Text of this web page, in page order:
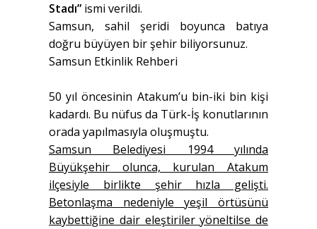
Stadı” ismi verildi.
Samsun, sahil şeridi boyunca batıya
doğru büyüyen bir şehir biliyorsunuz.
Samsun Etkinlik Rehberi
50 yıl öncesinin Atakum’u bin-iki bin kişi
kadardı. Bu nüfus da Türk-İş konutlarının
orada yapılmasıyla oluşmuştu.
Samsun Belediyesi 1994 yılında
Büyükşehir olunca, kurulan Atakum
ilçesiyle birlikte şehir hızla gelişti.
Betonlaşma nedeniyle yeşil örtüsünü
kaybettiğine dair eleştiriler yöneltilse de